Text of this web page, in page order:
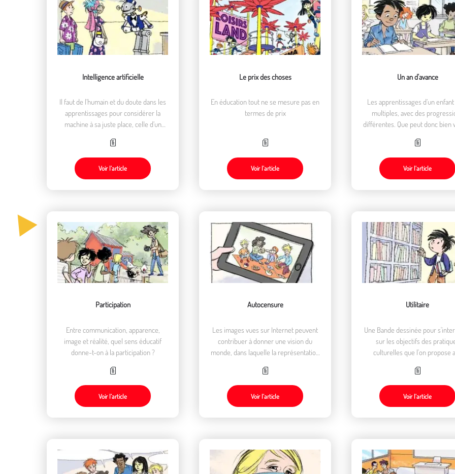
Intelligence artificielle
Il faut de l’humain et du doute dans les
apprentissages pour considérer la
machine à sa juste place, celle d’un
Voir l’article
Le prix des choses
En éducation tout ne se mesure pas en
termes de prix
Voir l’article
Un an d'avance
Les apprentissages d’un
multiples, avec des
différentes. Que peut donc bien
Voir l’article
Participation
Entre communication, apparence,
image et réalité, quel sens éducatif
donne-t-on à la participation ?
Voir l’article
Autocensure
Les images vues sur Internet peuvent
contribuer à donner une vision du
monde, dans laquelle la représentation
Voir l’article
Utilitaire
Une Bande dessinée pour
sur les objectifs des
culturelles que l'on propose
Voir l’article